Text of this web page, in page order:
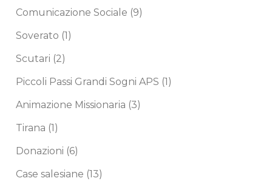
Comunicazione Sociale (9)
Soverato (1)
Scutari (2)
Piccoli Passi Grandi Sogni APS (1)
Animazione Missionaria (3)
Tirana (1)
Donazioni (6)
Case salesiane (13)